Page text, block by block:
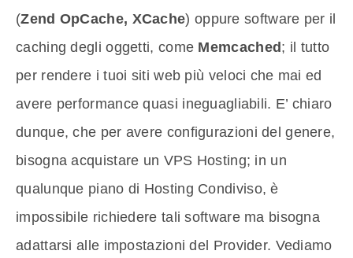
(Zend OpCache, XCache) oppure software per il
caching degli oggetti, come Memcached ; il tutto
per rendere i tuoi siti web più veloci che mai ed
avere performance quasi ineguagliabili. E’ chiaro
dunque, che per avere configurazioni del genere,
bisogna acquistare un VPS Hosting; in un
qualunque piano di Hosting Condiviso, è
impossibile richiedere tali software ma bisogna
adattarsi alle impostazioni del Provider. Vediamo